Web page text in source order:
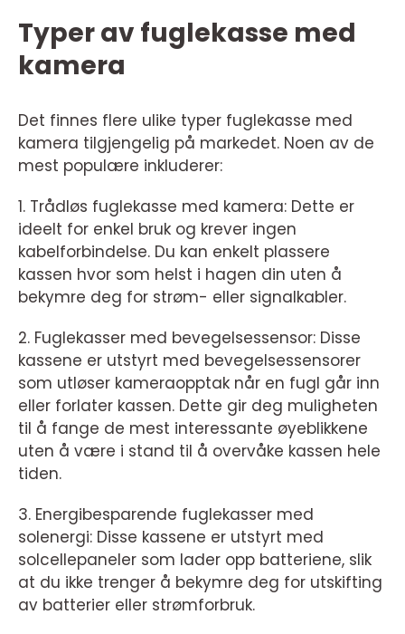
Typer av fuglekasse med
kamera
Det finnes flere ulike typer fuglekasse med
kamera tilgjengelig på markedet. Noen av de
mest populære inkluderer:
1. Trådløs fuglekasse med kamera: Dette er
ideelt for enkel bruk og krever ingen
kabelforbindelse. Du kan enkelt plassere
kassen hvor som helst i hagen din uten å
bekymre deg for strøm- eller signalkabler.
2. Fuglekasser med bevegelsessensor: Disse
kassene er utstyrt med bevegelsessensorer
som utløser kameraopptak når en fugl går inn
eller forlater kassen. Dette gir deg muligheten
til å fange de mest interessante øyeblikkene
uten å være i stand til å overvåke kassen hele
tiden.
3. Energibesparende fuglekasser med
solenergi: Disse kassene er utstyrt med
solcellepaneler som lader opp batteriene, slik
at du ikke trenger å bekymre deg for utskifting
av batterier eller strømforbruk.